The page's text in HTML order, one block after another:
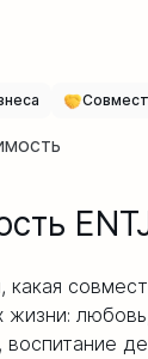
какая
жизни:
воспитание